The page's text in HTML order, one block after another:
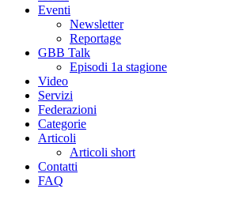
Eventi
Newsletter
Reportage
GBB Talk
Episodi 1a stagione
Video
Servizi
Federazioni
Categorie
Articoli
Articoli short
Contatti
FAQ